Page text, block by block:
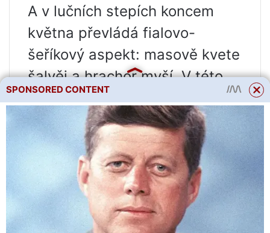
A v lučních stepích koncem
května převládá fialovo-
šeříkový aspekt: ​​masově kvete
šalvěj a hrachor myší. V této
době vypadá step bujně a
barevně. Obrovské množství
různých bylin je ve fázi
bujného růstu.
SPONSORED CONTENT